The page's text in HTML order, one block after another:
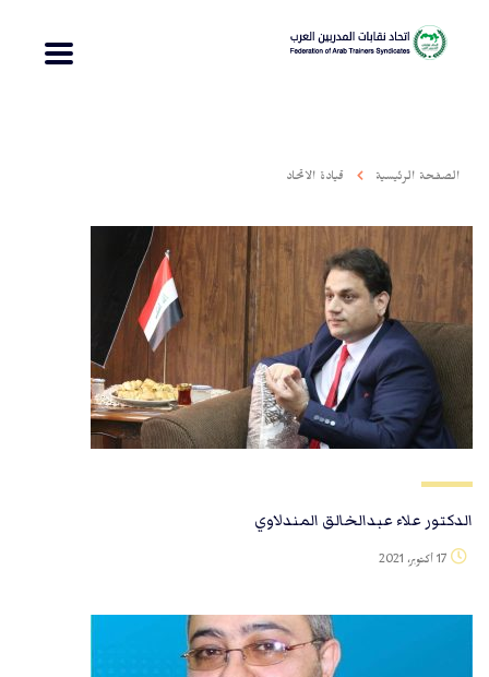
الصفحة الرئيسية قيادة الاتحاد
الدكتور علاء عبدالخالق المندلاوي